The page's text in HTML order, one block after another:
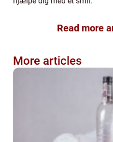
Read more
More articles